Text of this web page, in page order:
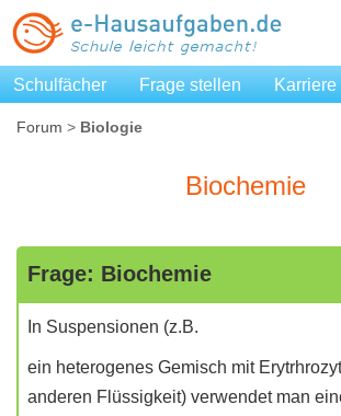
Schulfächer Frage stellen Karriere
Forum > Biologie
Biochemie
Frage: Biochemie
In Suspensionen (z.B.
ein heterogenes Gemisch mit
anderen Flüssigkeit) verwendet man